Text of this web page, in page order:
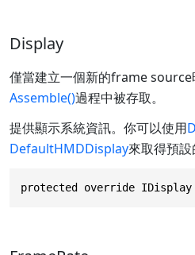
Display
僅當建立一個新的frame source
Assemble()過程中被存取。
提供顯示系統資訊。你可以使用
DefaultHMDDisplay來取得預設
protected override